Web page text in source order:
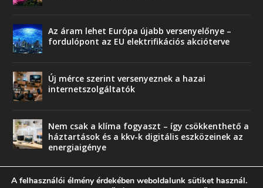
Az áram lehet Európa újabb versenyelőnye –
fordulópont az EU elektrifikációs akcióterve
Új mérce szerint versenyeznek a hazai
internetszolgáltatók
Nem csak a klíma fogyaszt – így csökkenthető a
háztartások és a kkv-k digitális eszközeinek az
energiaigénye
A felhasználói élmény érdekében weboldalunk sütiket használ.